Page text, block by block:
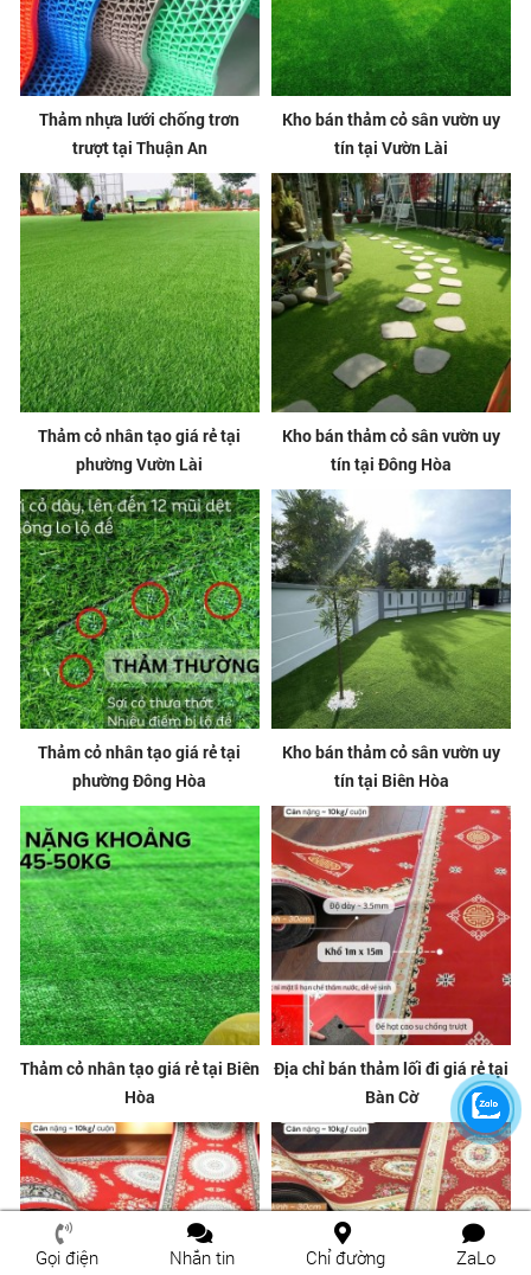
Thảm nhựa lưới chống trơn
trượt tại Thuận An
Kho bán thảm cỏ sân vườn uy
tín tại Vườn Lài
Thảm cỏ nhân tạo giá rẻ tại
phường Vườn Lài
Kho bán thảm cỏ sân vườn uy
tín tại Đông Hòa
Thảm cỏ nhân tạo giá rẻ tại
phường Đông Hòa
Kho bán thảm cỏ sân vườn uy
tín tại Biên Hòa
Thảm cỏ nhân tạo giá rẻ tại Biên
Hòa
Địa chỉ bán thảm lối đi giá rẻ tại
Bàn Cờ
Gọi điện Nhắn tin Chỉ đường ZaLo